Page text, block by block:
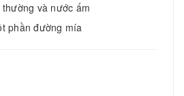
và nước ấm
phần đường mía